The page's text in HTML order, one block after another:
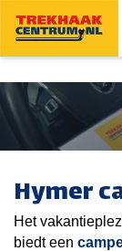
Hymer
Het
biedt een